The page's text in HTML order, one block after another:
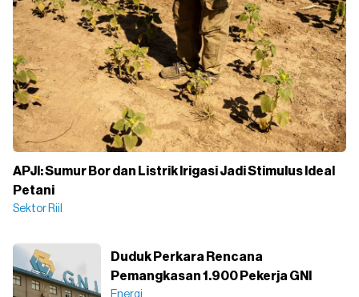
APJI: Sumur Bor dan Listrik Irigasi Jadi Stimulus Ideal
Petani
Sektor Riil
Duduk Perkara Rencana
Pemangkasan 1.900 Pekerja GNI